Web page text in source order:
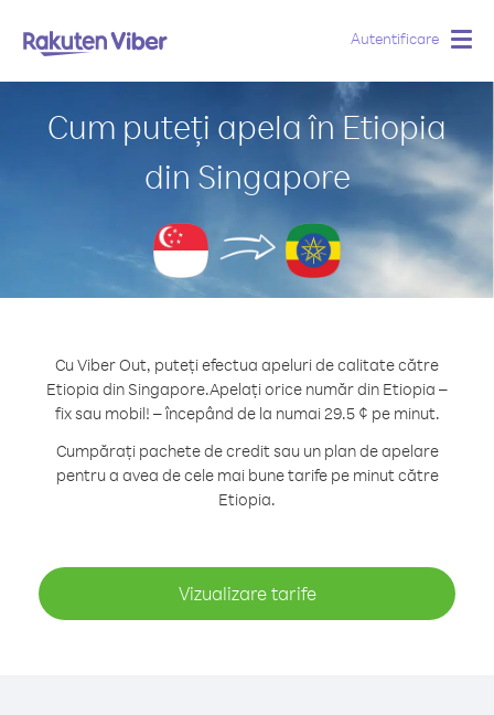
Autentificare
Cum puteți apela în Etiopia
din Singapore
Cu Viber Out, puteți efectua apeluri de calitate către
Etiopia din Singapore.Apelați orice număr din Etiopia –
fix sau mobil! – începând de la numai 29.5 ¢ pe minut.
Cumpărați pachete de credit sau un plan de apelare
pentru a avea de cele mai bune tarife pe minut către
Etiopia.
Vizualizare tarife